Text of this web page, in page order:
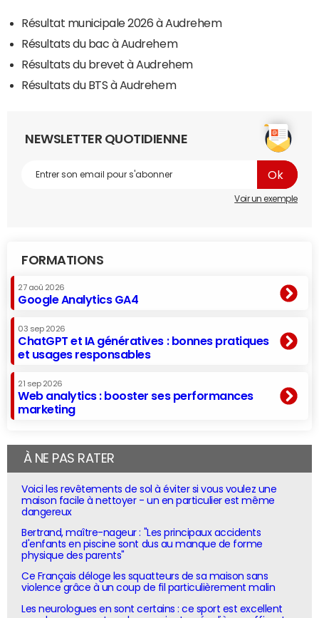
Résultat municipale 2026 à Audrehem
Résultats du bac à Audrehem
Résultats du brevet à Audrehem
Résultats du BTS à Audrehem
NEWSLETTER QUOTIDIENNE
Voir un exemple
FORMATIONS
27 aoû 2026
Google Analytics GA4
03 sep 2026
ChatGPT et IA génératives : bonnes pratiques
et usages responsables
21 sep 2026
Web analytics : booster ses performances
marketing
À NE PAS RATER
Voici les revêtements de sol à éviter si vous voulez une
maison facile à nettoyer - un en particulier est même
dangereux
Bertrand, maître-nageur : "Les principaux accidents
d'enfants en piscine sont dus au manque de forme
physique des parents"
Ce Français déloge les squatteurs de sa maison sans
violence grâce à un coup de fil particulièrement malin
Les neurologues en sont certains : ce sport est excellent